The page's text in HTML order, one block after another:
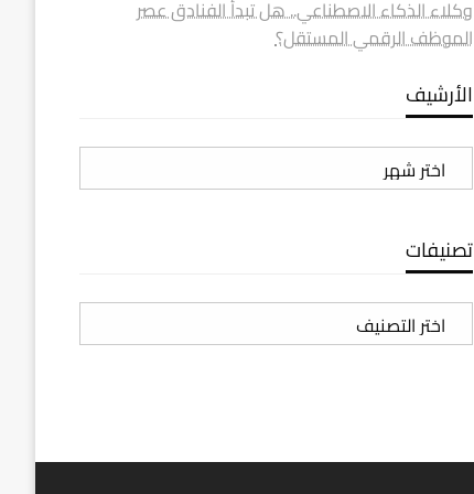
وكلاء الذكاء الاصطناعي.. هل تبدأ الفنادق عصر
الموظف الرقمي المستقل؟
الأرشيف
الأرشيف
تصنيفات
تصنيفات